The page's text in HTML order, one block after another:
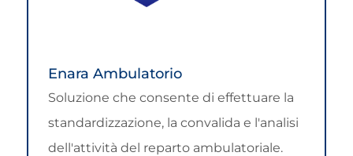
Enara Ambulatorio
Soluzione che consente di effettuare la
standardizzazione, la convalida e l'analisi
dell'attività del reparto ambulatoriale.